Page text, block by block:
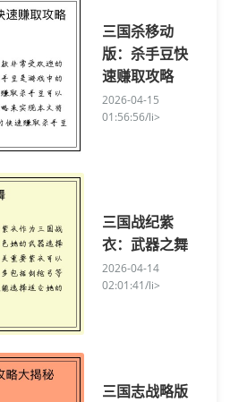
三国杀移动
版：杀手豆快
速赚取攻略
2026-04-15
01:56:56/li>
三国战纪紫
衣：武器之舞
2026-04-14
02:01:41/li>
三国志战略版